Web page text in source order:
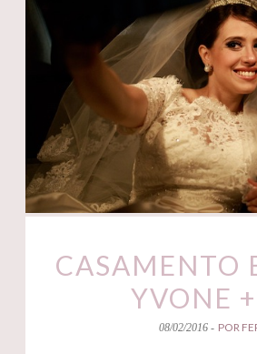
CASAMENTO
YVONE
08/02/2016 - POR